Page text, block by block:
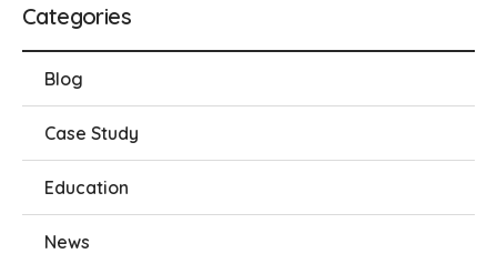
Categories
Blog
Case Study
Education
News